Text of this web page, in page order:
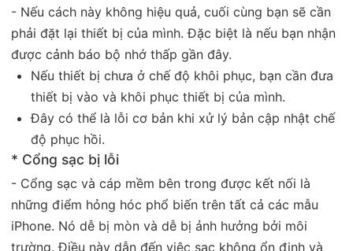
- Nếu cách này không hiệu quả, cuối cùng bạn sẽ cần
phải đặt lại thiết bị của mình. Đặc biệt là nếu bạn nhận
được cảnh báo bộ nhớ thấp gần đây.
Nếu thiết bị chưa ở chế độ khôi phục, bạn cần đưa
thiết bị vào và khôi phục thiết bị của mình.
Đây có thể là lỗi cơ bản khi xử lý bản cập nhật chế
độ phục hồi.
* Cổng sạc bị lỗi
- Cổng sạc và cáp mềm bên trong được kết nối là
những điểm hỏng hóc phổ biến trên tất cả các mẫu
iPhone. Nó dễ bị mòn và dễ bị ảnh hưởng bởi môi
trường. Điều này dẫn đến việc sạc không ổn định và